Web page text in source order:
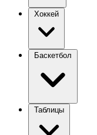
Хоккей
Баскетбол
Таблицы